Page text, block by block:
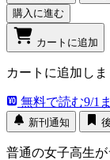
購入に進む
カートに追加
カートに追加しま
無料で読む9/1
新刊通知
普通の女子高生